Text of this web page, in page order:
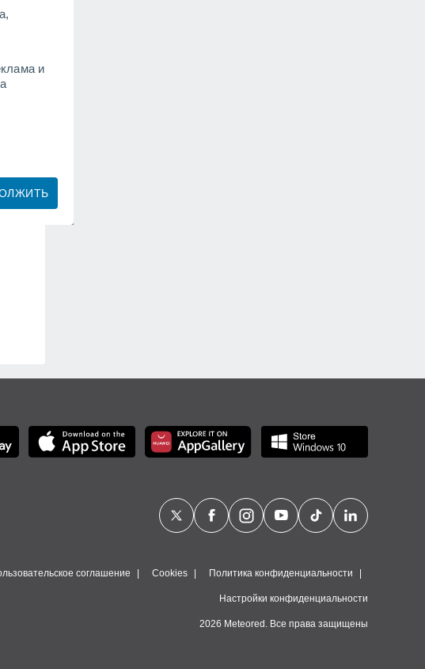
и
соглашение Cookies Политика конфиденциальности
Настройки конфиденциальности
2026 Meteored. Все права защищены